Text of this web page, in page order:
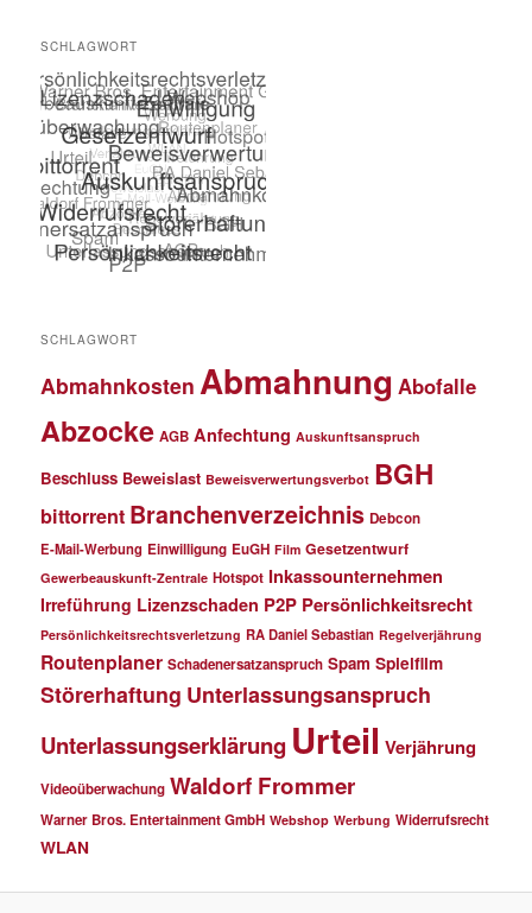
SCHLAGWORT
SCHLAGWORT
Abmahnkosten Abmahnung Abofalle
Abzocke AGB Anfechtung Auskunftsanspruch
Beschluss Beweislast Beweisverwertungsverbot BGH
bittorrent Branchenverzeichnis Debcon
E-Mail-Werbung Einwilligung EuGH Film Gesetzentwurf
Gewerbeauskunft-Zentrale Hotspot Inkassounternehmen
Irreführung Lizenzschaden P2P Persönlichkeitsrecht
Persönlichkeitsrechtsverletzung RA Daniel Sebastian Regelverjährung
Routenplaner Schadenersatzanspruch Spam Spielfilm
Störerhaftung Unterlassungsanspruch
Unterlassungserklärung Urteil Verjährung
Videoüberwachung Waldorf Frommer
Warner Bros. Entertainment GmbH Webshop Werbung Widerrufsrecht
WLAN